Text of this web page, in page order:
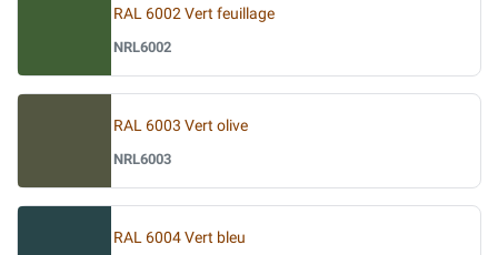
RAL 6002 Vert feuillage
NRL6002
RAL 6003 Vert olive
NRL6003
RAL 6004 Vert bleu